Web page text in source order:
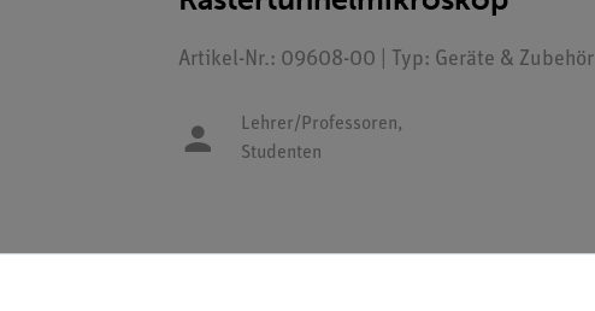
Artikel-Nr.: 09608-00 | Typ: Geräte & Zubehör
Lehrer/Professoren,
Studenten